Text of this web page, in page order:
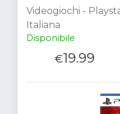
Videogiochi -
Italiana
Disponibile
€19.99